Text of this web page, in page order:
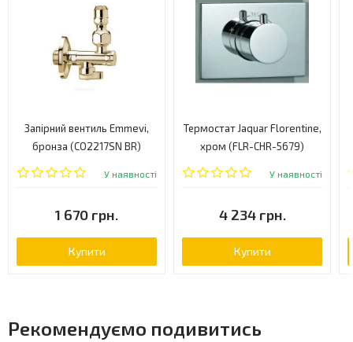
Запірний вентиль Emmevi,
бронза (CO2217SN BR)
У наявності
1 670 грн.
Купити
Термостат Jaquar Florentine,
хром (FLR-CHR-5679)
У наявності
4 234 грн.
Купити
Рекомендуємо подивитись